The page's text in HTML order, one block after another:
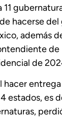
11
hacerse
además
de
de
hacer
estados, es